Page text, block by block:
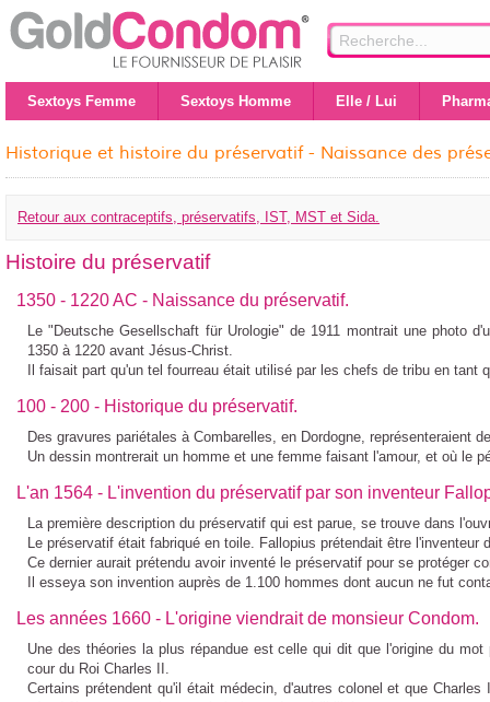
Sextoys Femme Sextoys Homme Elle / Lui
Historique et histoire du préservatif - Naissance des
Retour aux contraceptifs, préservatifs, IST, MST et Sida.
Histoire du préservatif
1350 - 1220 AC - Naissance du préservatif.
Le "Deutsche Gesellschaft für Urologie" de 1911 montrait une photo
1350 à 1220 avant Jésus-Christ.
Il faisait part qu'un tel fourreau était utilisé par les chefs de tribu en
100 - 200 - Historique du préservatif.
Des gravures pariétales à Combarelles, en Dordogne, représenteraient
Un dessin montrerait un homme et une femme faisant l'amour, et où le
L'an 1564 - L'invention du préservatif par son inventeur
La première description du préservatif qui est parue, se trouve dans
Le préservatif était fabriqué en toile. Fallopius prétendait être l'inventeur
Ce dernier aurait prétendu avoir inventé le préservatif pour se protéger
Il esseya son invention auprès de 1.100 hommes dont aucun ne fut
Les années 1660 - L'origine viendrait de monsieur Condom.
Une des théories la plus répandue est celle qui dit que l'origine du mot
cour du Roi Charles II.
Certains prétendent qu'il était médecin, d'autres colonel et que